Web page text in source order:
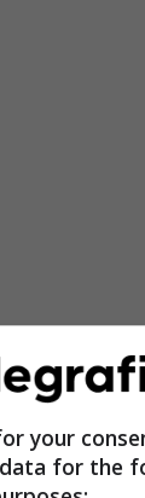
Gjithçka që po
Lindjen e
your
for the